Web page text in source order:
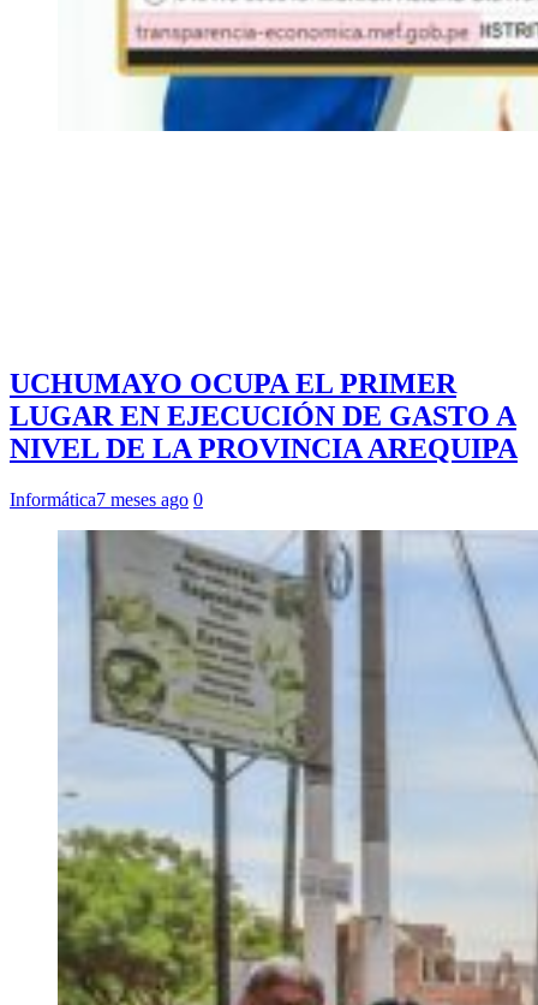
UCHUMAYO OCUPA EL PRIMER
LUGAR EN EJECUCIÓN DE GASTO A
NIVEL DE LA PROVINCIA AREQUIPA
Informática7 meses ago 0